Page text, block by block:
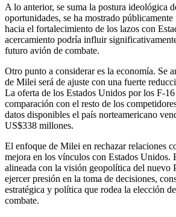
A lo anterior, se suma la postura ideológica
oportunidades, se ha mostrado
hacia el fortalecimiento de los lazos con
acercamiento podría influir
futuro avión de combate.
Otro punto a considerar es la economía. Se
de Milei será de ajuste con una fuerte
La oferta de los Estados Unidos por los F-16
comparación con el resto de los
datos disponibles el país norteamericano
US$338 millones.
El enfoque de Milei en rechazar relaciones
mejora en los vínculos con Estados Unidos.
alineada con la visión geopolítica del nuevo
ejercer presión en la toma de decisiones,
estratégica y política que rodea la elección
combate.